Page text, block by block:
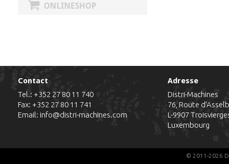
Contact
Tel.: +352 27 80 11 740
Fax: +352 27 80 11 741
Email: info@distri-machines.com
Adresse
Distri-Machines
76, Route
L-9907
Luxembourg
© 2011-2026